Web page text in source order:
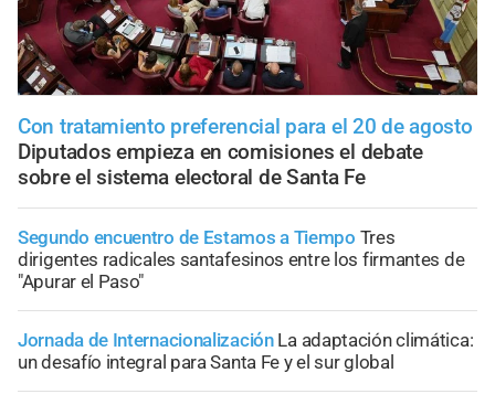
Con tratamiento preferencial para el 20 de agosto
Diputados empieza en comisiones el debate
sobre el sistema electoral de Santa Fe
Segundo encuentro de Estamos a Tiempo Tres
dirigentes radicales santafesinos entre los firmantes de
"Apurar el Paso"
Jornada de Internacionalización La adaptación climática:
un desafío integral para Santa Fe y el sur global